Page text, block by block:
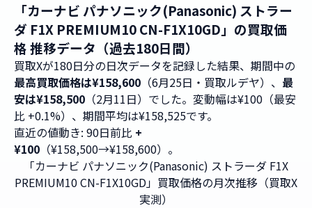
「カーナビ パナソニック(Panasonic) ストラー
ダ F1X PREMIUM10 CN-F1X10GD」の買取価
格 推移データ（過去180日間）
買取Xが180日分の日次データを記録した結果、期間中の
最高買取価格は¥158,600 （6月25日・買取ルデヤ）、 最
安は¥158,500 （2月11日）でした。変動幅は¥100（最安
比 +0.1%）、期間平均は¥158,525です。
直近の値動き: 90日前比 +
¥100 （¥158,500→¥158,600）。
「カーナビ パナソニック(Panasonic) ストラーダ F1X
PREMIUM10 CN-F1X10GD」買取価格の月次推移（買取X
実測）